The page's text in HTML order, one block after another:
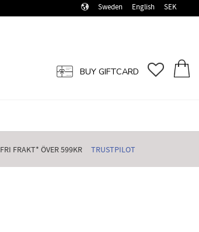
Sweden English SEK
BUY GIFTCARD
FRI FRAKT* ÖVER 599KR️ TRUSTPILOT